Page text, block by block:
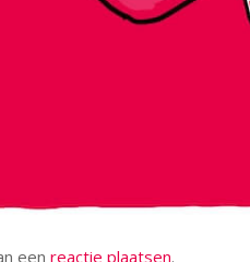
een reactie plaatsen.